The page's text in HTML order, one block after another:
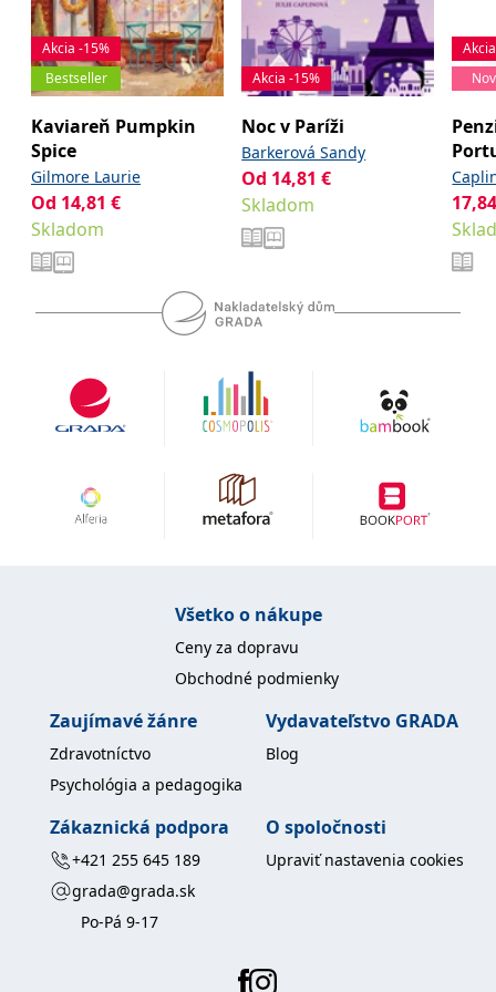
Akcia -15%
Bestseller
Kaviareň Pumpkin
Spice
Gilmore Laurie
Od 14,81 €
Skladom
Akcia -15%
Noc v Paríži
Barkerová Sandy
Od 14,81 €
Skladom
Všetko o nákupe
Ceny za dopravu
Obchodné podmienky
Zaujímavé žánre
Zdravotníctvo
Psychológia a pedagogika
Vydavateľstvo GRADA
Blog
Zákaznická podpora
+421 255 645 189
grada@grada.sk
Po-Pá 9-17
O spoločnosti
Upraviť nastavenia cookies